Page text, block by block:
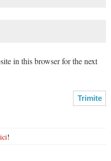
in this browser for the next
!